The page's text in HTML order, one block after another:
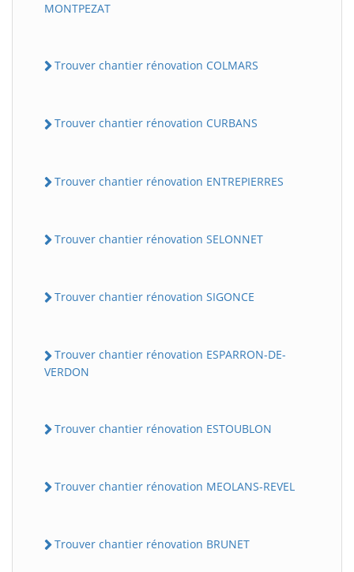
MONTPEZAT
Trouver chantier rénovation COLMARS
Trouver chantier rénovation CURBANS
Trouver chantier rénovation ENTREPIERRES
Trouver chantier rénovation SELONNET
Trouver chantier rénovation SIGONCE
Trouver chantier rénovation ESPARRON-DE-
VERDON
Trouver chantier rénovation ESTOUBLON
Trouver chantier rénovation MEOLANS-REVEL
Trouver chantier rénovation BRUNET